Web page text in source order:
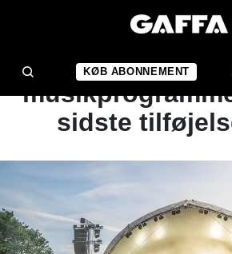
KØB ABONNEMENT
NYHED
Heartland
sidste